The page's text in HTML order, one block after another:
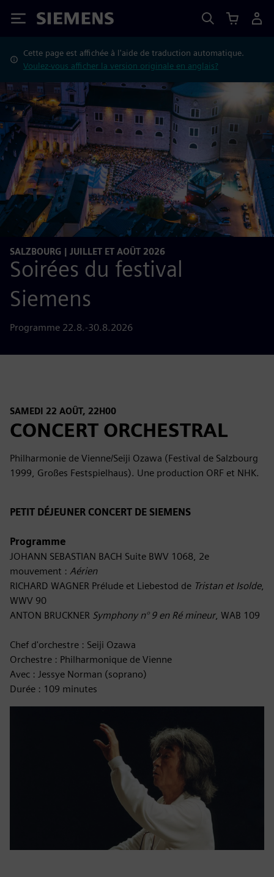
Siemens
Cette page est affichée à l'aide de traduction automatique.
Voulez-vous afficher la version originale en anglais?
SALZBOURG | JUILLET ET AOÛT 2026
Soirées du festival
Siemens
Programme 22.8.-30.8.2026
SAMEDI 22 AOÛT, 22H00
CONCERT ORCHESTRAL
Philharmonie de Vienne/Seiji Ozawa (Festival de Salzbourg
1999, Großes Festspielhaus). Une production ORF et NHK.
PETIT DÉJEUNER CONCERT DE SIEMENS
Programme
JOHANN SEBASTIAN BACH Suite BWV 1068, 2e
mouvement : Aérien
RICHARD WAGNER Prélude et Liebestod de Tristan et Isolde,
WWV 90
ANTON BRUCKNER Symphony n° 9 en Ré mineur, WAB 109
Chef d'orchestre : Seiji Ozawa
Orchestre : Philharmonique de Vienne
Avec : Jessye Norman (soprano)
Durée : 109 minutes